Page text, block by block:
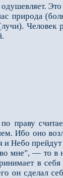
природа
Ибо оно
и Небо
мне", — то
в
он сделал